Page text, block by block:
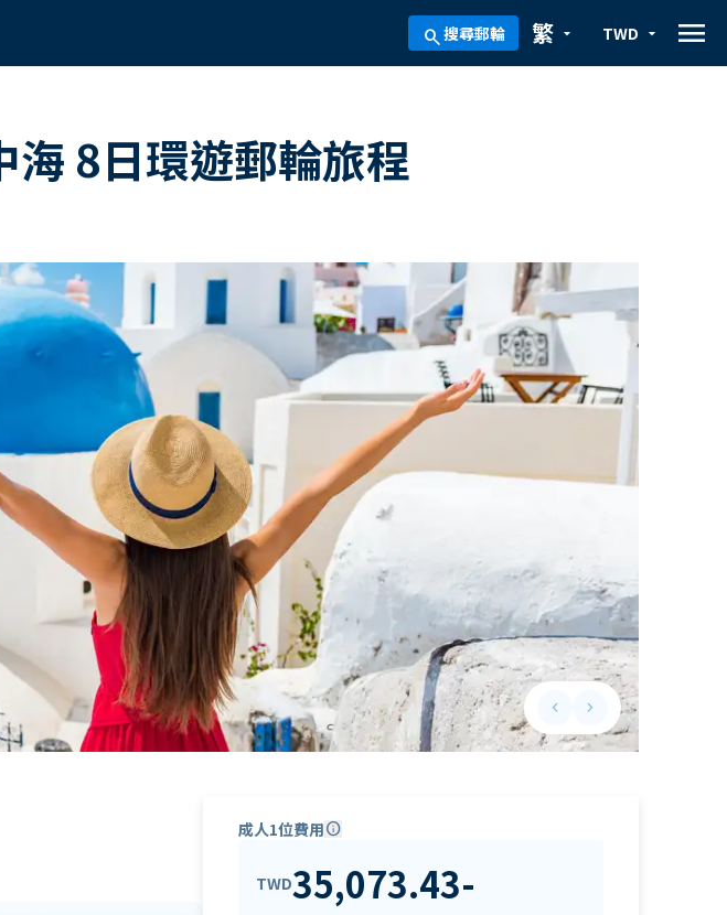
search搜尋郵輪 arrow_drop_down
繁 arrow_drop_down
TWD menu
海 8日環遊郵輪旅程
keyboard_arrow_leftPrevious slide
keyboard_arrow_rightNext slide
成人1位費用info
TWD35,073.43-